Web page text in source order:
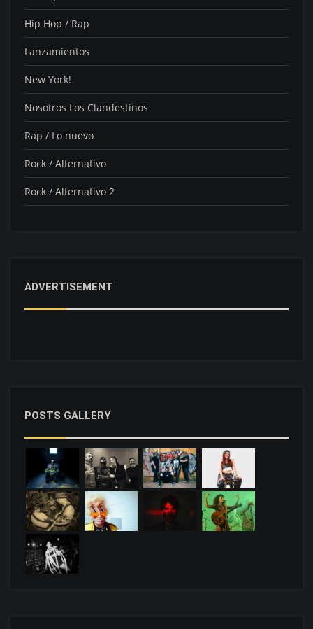
Hip Hop / Rap
Lanzamientos
New York!
Nosotros Los Clandestinos
Rap / Lo nuevo
Rock / Alternativo
Rock / Alternativo 2
ADVERTISEMENT
POSTS GALLERY